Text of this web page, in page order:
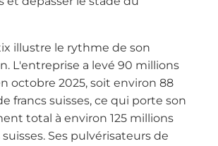
illustre le rythme de son
L'entreprise a levé 90 millions
octobre 2025, soit environ 88
francs suisses, ce qui porte son
total à environ 125 millions
Ses pulvérisateurs de